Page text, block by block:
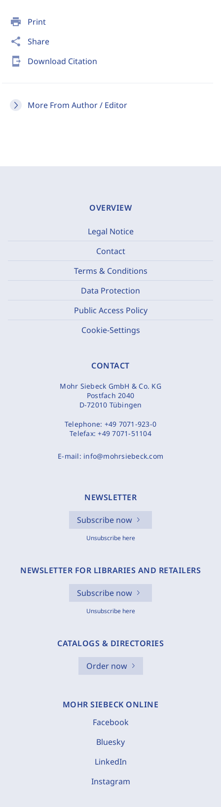
print Print
share Share
send_to_mobile Download Citation
More From Author / Editor
OVERVIEW
Legal Notice
Contact
Terms & Conditions
Data Protection
Public Access Policy
Cookie-Settings
CONTACT
Mohr Siebeck GmbH & Co. KG
Postfach 2040
D-72010 Tübingen
Telephone: +49 7071-923-0
Telefax:+49 7071-51104
E-mail: info@mohrsiebeck.com
NEWSLETTER
Subscribe now
Unsubscribe here
NEWSLETTER FOR LIBRARIES AND RETAILERS
Subscribe now
Unsubscribe here
CATALOGS & DIRECTORIES
Order now
MOHR SIEBECK ONLINE
Facebook
Bluesky
LinkedIn
Instagram